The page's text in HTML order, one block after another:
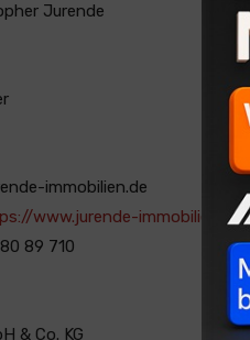
Jurende
immobilien.de
www.jurende-immobilien.de/
89 710
& Co. KG